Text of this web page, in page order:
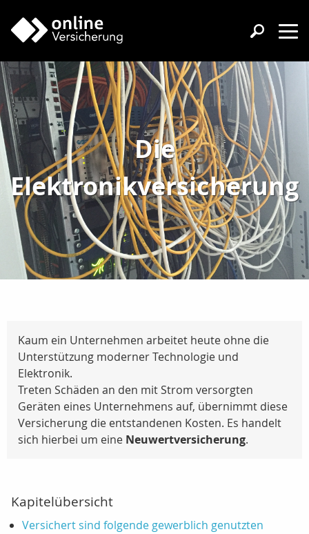
Die
Elektronikversicherung
Kaum ein Unternehmen arbeitet heute ohne die
Unterstützung moderner Technologie und
Elektronik.
Treten Schäden an den mit Strom versorgten
Geräten eines Unternehmens auf, übernimmt diese
Versicherung die entstandenen Kosten. Es handelt
sich hierbei um eine Neuwertversicherung.
Kapitelübersicht
Versichert sind folgende gewerblich genutzten